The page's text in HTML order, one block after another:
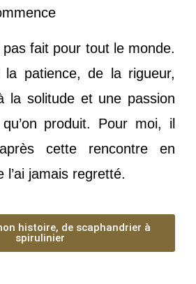
pas fait pour tout le monde.
patience, de la rigueur,
la solitude et une passion
produit. Pour moi, il
cette rencontre en
l’ai jamais regretté.
histoire, de scaphandrier à
spirulinier